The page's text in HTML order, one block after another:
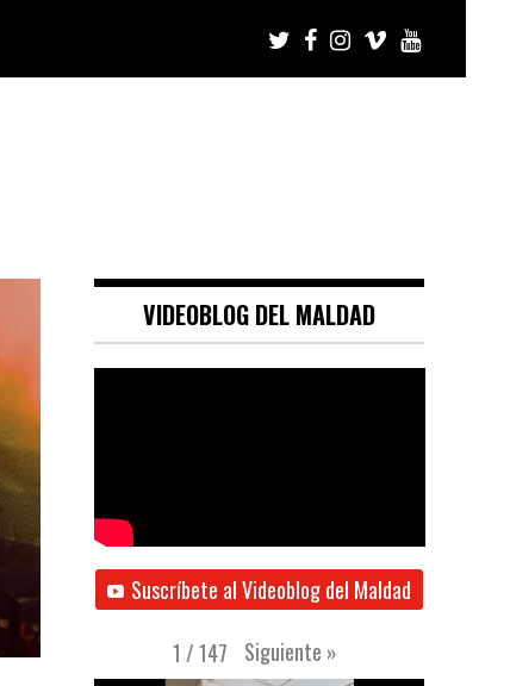
VIDEOBLOG DEL MALDAD
Suscríbete al Videoblog del Maldad
1 / 147 Siguiente »